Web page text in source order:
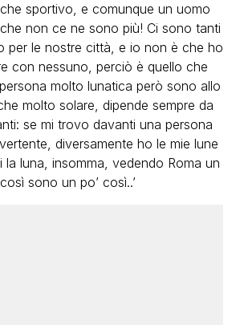
sportivo, e comunque un uomo
non ce ne sono più! Ci sono tanti
per le nostre città, e io non è che ho
con nessuno, perciò è quello che
molto lunatica però sono allo
molto solare, dipende sempre da
se mi trovo davanti una persona
diversamente ho le mie lune
la luna, insomma, vedendo Roma un
sono un po’ così..’